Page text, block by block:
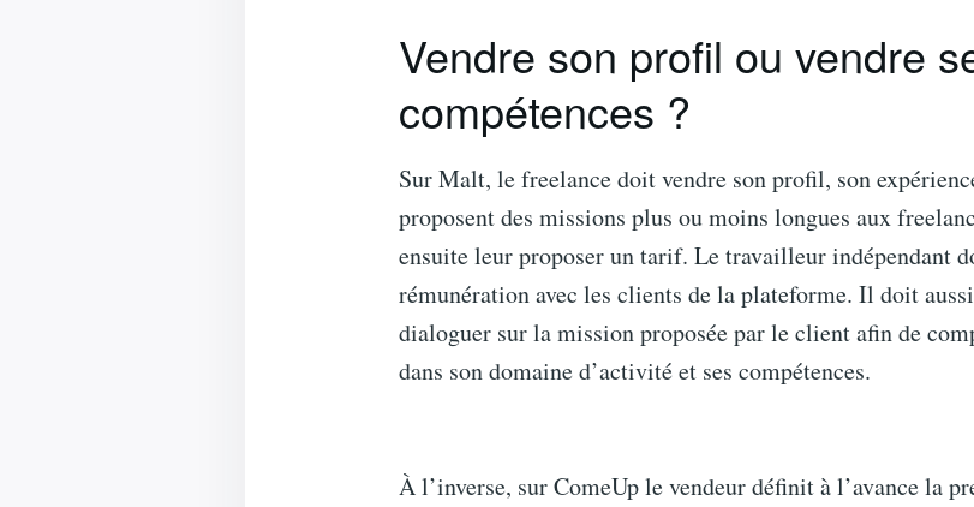
Vendre son profil ou vendre
compétences ?
Sur Malt, le freelance doit vendre son profil, son
proposent des missions plus ou moins longues aux
ensuite leur proposer un tarif. Le travailleur indépendant
rémunération avec les clients de la plateforme. Il doit
dialoguer sur la mission proposée par le client afin de
dans son domaine d’activité et ses compétences.
À l’inverse, sur ComeUp le vendeur définit à l’avance la